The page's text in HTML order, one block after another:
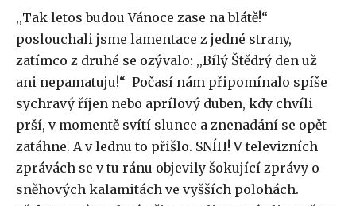
,,Tak letos budou Vánoce zase na blátě!“
poslouchali jsme lamentace z jedné strany,
zatímco z druhé se ozývalo: ,,Bílý Štědrý den už
ani nepamatuju!“ Počasí nám připomínalo spíše
sychravý říjen nebo aprílový duben, kdy chvíli
prší, v momentě svítí slunce a znenadání se opět
zatáhne. A v lednu to přišlo. SNÍH! V televizních
zprávách se v tu ránu objevily šokující zprávy o
sněhových kalamitách ve vyšších polohách.